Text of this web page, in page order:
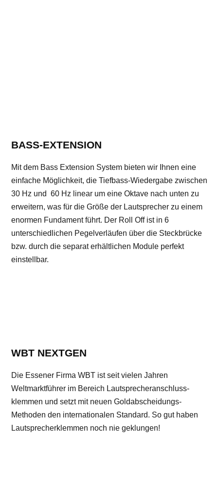
BASS-EXTENSION
Mit dem Bass Extension System bieten wir Ihnen eine
einfache Möglichkeit, die Tiefbass-Wiedergabe zwischen
30 Hz und 60 Hz ​linear um eine Oktave nach unten zu
erweitern, was für die Größe der Lautsprecher zu einem
enormen Fundament führt. Der Roll Off ist in 6
unterschiedlichen Pegelverläufen über die Steckbrücke
bzw. durch die separat erhältlichen Module perfekt
einstellbar.
WBT NEXTGEN
Die Essener Firma WBT ist seit vielen Jahren
Weltmarktführer im Bereich Lautsprecheranschluss-
klemmen und setzt mit neuen Goldabscheidungs-
Methoden den internationalen Standard. So gut haben
Lautsprecherklemmen noch nie geklungen!